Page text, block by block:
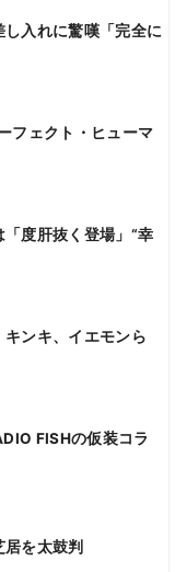
入れに驚嘆「完全に
フェクト・ヒューマ
度肝抜く登場」“幸
ンキ、イエモンら
FISHの仮装コラ
を太鼓判